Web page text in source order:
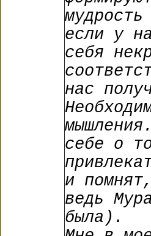
если у
себя
нас
себе о
и
ведь
была).